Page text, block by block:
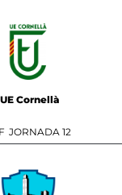
UE Cornellà
JORNADA 12